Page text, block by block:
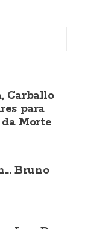
Carballo
para
Morte
Bruno